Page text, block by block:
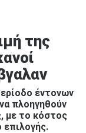
της
έντονων
πλοηγηθούν
με το κόστος
επιλογής.